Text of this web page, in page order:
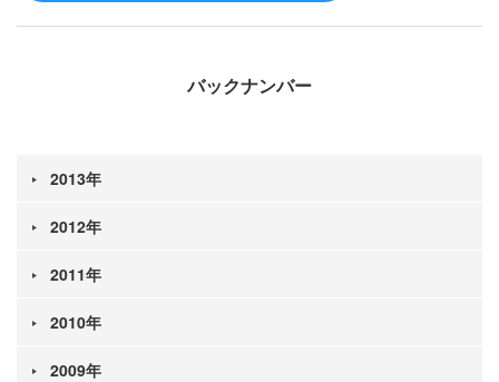
バックナンバー
2013年
2012年
2011年
2010年
2009年